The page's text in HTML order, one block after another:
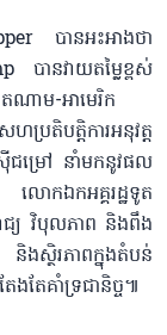
បានអះអាងថា
ានវាយតម្លៃខ្ពស់
ណាម-អាមេរិក
រតិបត្តិការអនុវត្ត
ជម្រៅ នាំមកនូវផល
លោកឯកអគ្គរដ្ឋទូត
ជ្យ វិបុលភាព និងពឹង
ងស្ថិរភាពក្នុងតំបន់
តែគាំទ្រជានិច្ច៕